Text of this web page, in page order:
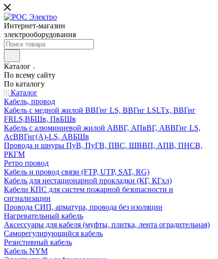
Интернет-магазин
электрооборудования
Каталог
По всему сайту
По каталогу
Каталог
Кабель, провод
Кабель с медной жилой ВВГнг LS, ВВГнг LSLTx, ВВГнг
FRLS,ВБШв, ПвБШв
Кабель с алюминиевой жилой АВВГ, АПвВГ, АВВГнг LS,
АсВВГнг(А)-LS, АВБШв
Провода и шнуры ПуВ, ПуГВ, ПВС, ШВВП, АПВ, ПНСВ,
РКГМ
Ретро провод
Кабель и провод связи (FTP, UTP, SAT, RG)
Кабель для нестационарной прокладки (КГ, КГхл)
Кабели КПС для систем пожарной безопасности и
сигнализации
Провода СИП, арматура, провода без изоляции
Нагревательный кабель
Аксессуары для кабеля (муфты, плитка, лента оградительная)
Саморегулирующийся кабель
Резистивный кабель
Кабель NYM